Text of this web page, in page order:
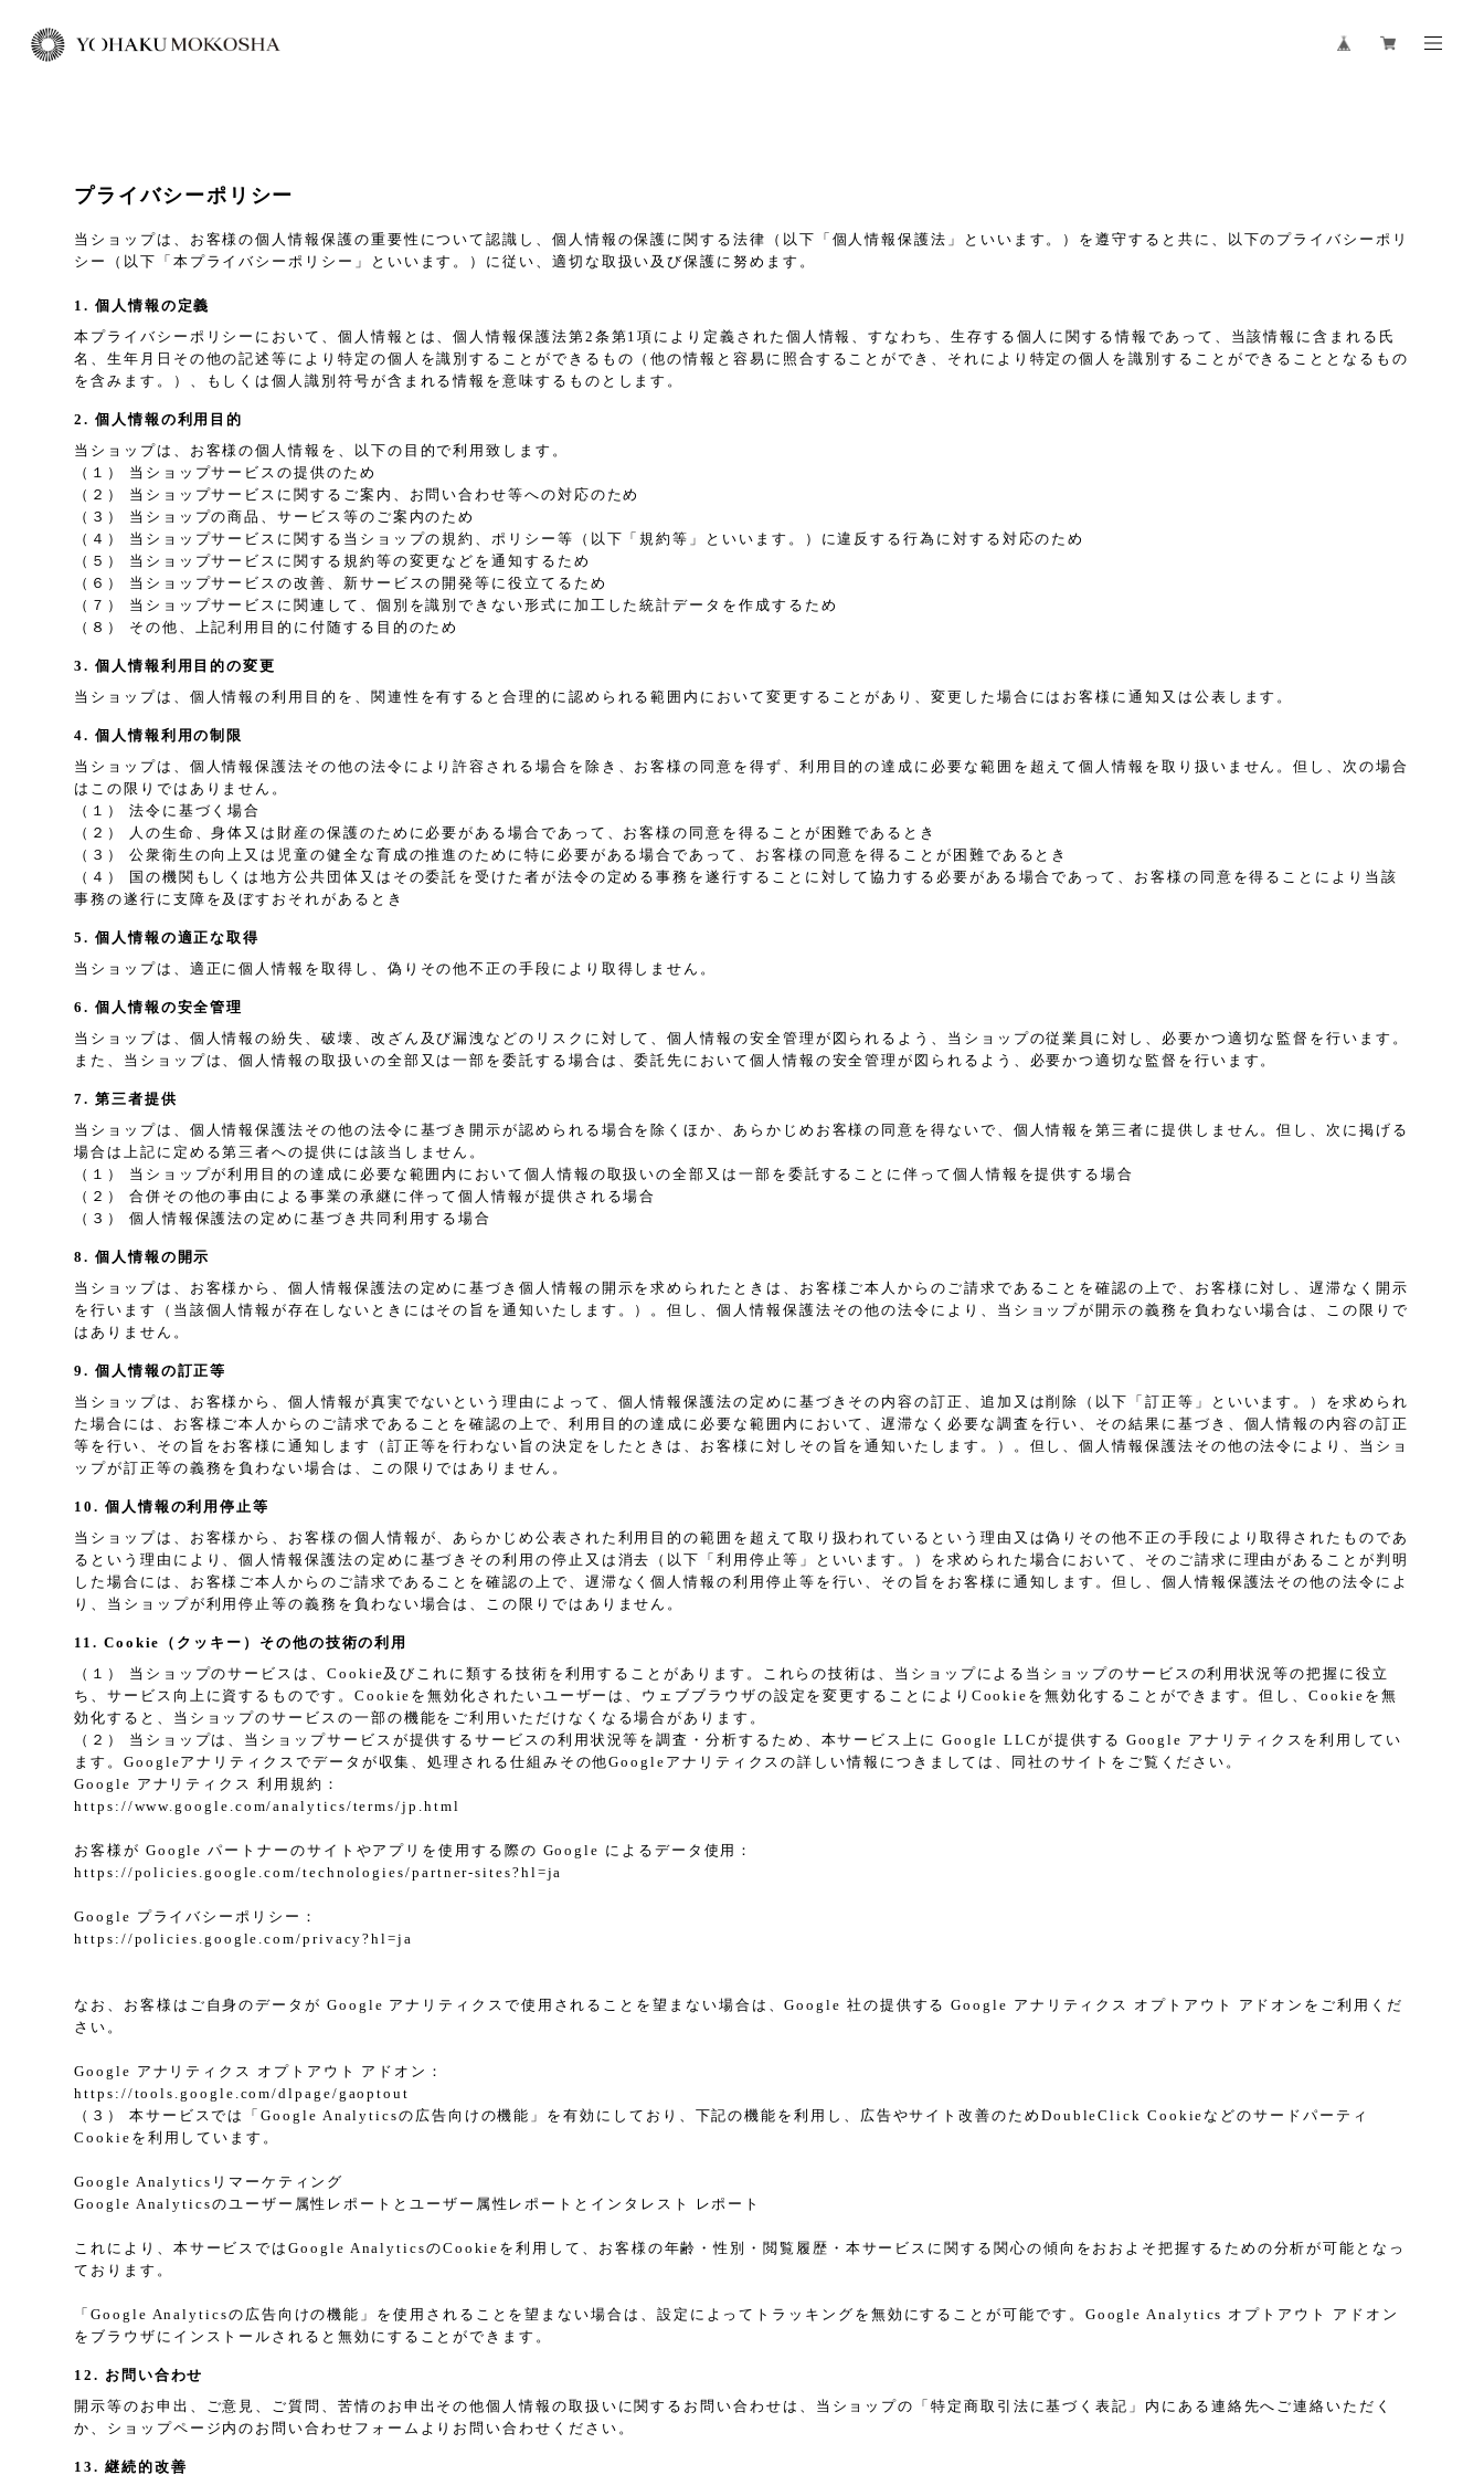
プライバシーポリシー
当ショップは、お客様の個人情報保護の重要性について認識し、個人情報の保護に関する法律（以下「個人情報保護法」といいます。）を遵守すると共に、以下のプライバシーポリ
シー（以下「本プライバシーポリシー」といいます。）に従い、適切な取扱い及び保護に努めます。
1. 個人情報の定義
本プライバシーポリシーにおいて、個人情報とは、個人情報保護法第2条第1項により定義された個人情報、すなわち、生存する個人に関する情報であって、当該情報に含まれる氏
名、生年月日その他の記述等により特定の個人を識別することができるもの（他の情報と容易に照合することができ、それにより特定の個人を識別することができることとなるもの
を含みます。）、もしくは個人識別符号が含まれる情報を意味するものとします。
2. 個人情報の利用目的
当ショップは、お客様の個人情報を、以下の目的で利用致します。
（１） 当ショップサービスの提供のため
（２） 当ショップサービスに関するご案内、お問い合わせ等への対応のため
（３） 当ショップの商品、サービス等のご案内のため
（４） 当ショップサービスに関する当ショップの規約、ポリシー等（以下「規約等」といいます。）に違反する行為に対する対応のため
（５） 当ショップサービスに関する規約等の変更などを通知するため
（６） 当ショップサービスの改善、新サービスの開発等に役立てるため
（７） 当ショップサービスに関連して、個別を識別できない形式に加工した統計データを作成するため
（８） その他、上記利用目的に付随する目的のため
3. 個人情報利用目的の変更
当ショップは、個人情報の利用目的を、関連性を有すると合理的に認められる範囲内において変更することがあり、変更した場合にはお客様に通知又は公表します。
4. 個人情報利用の制限
当ショップは、個人情報保護法その他の法令により許容される場合を除き、お客様の同意を得ず、利用目的の達成に必要な範囲を超えて個人情報を取り扱いません。但し、次の場合
はこの限りではありません。
（１） 法令に基づく場合
（２） 人の生命、身体又は財産の保護のために必要がある場合であって、お客様の同意を得ることが困難であるとき
（３） 公衆衛生の向上又は児童の健全な育成の推進のために特に必要がある場合であって、お客様の同意を得ることが困難であるとき
（４） 国の機関もしくは地方公共団体又はその委託を受けた者が法令の定める事務を遂行することに対して協力する必要がある場合であって、お客様の同意を得ることにより当該
事務の遂行に支障を及ぼすおそれがあるとき
5. 個人情報の適正な取得
当ショップは、適正に個人情報を取得し、偽りその他不正の手段により取得しません。
6. 個人情報の安全管理
当ショップは、個人情報の紛失、破壊、改ざん及び漏洩などのリスクに対して、個人情報の安全管理が図られるよう、当ショップの従業員に対し、必要かつ適切な監督を行います。
また、当ショップは、個人情報の取扱いの全部又は一部を委託する場合は、委託先において個人情報の安全管理が図られるよう、必要かつ適切な監督を行います。
7. 第三者提供
当ショップは、個人情報保護法その他の法令に基づき開示が認められる場合を除くほか、あらかじめお客様の同意を得ないで、個人情報を第三者に提供しません。但し、次に掲げる
場合は上記に定める第三者への提供には該当しません。
（１） 当ショップが利用目的の達成に必要な範囲内において個人情報の取扱いの全部又は一部を委託することに伴って個人情報を提供する場合
（２） 合併その他の事由による事業の承継に伴って個人情報が提供される場合
（３） 個人情報保護法の定めに基づき共同利用する場合
8. 個人情報の開示
当ショップは、お客様から、個人情報保護法の定めに基づき個人情報の開示を求められたときは、お客様ご本人からのご請求であることを確認の上で、お客様に対し、遅滞なく開示
を行います（当該個人情報が存在しないときにはその旨を通知いたします。）。但し、個人情報保護法その他の法令により、当ショップが開示の義務を負わない場合は、この限りで
はありません。
9. 個人情報の訂正等
当ショップは、お客様から、個人情報が真実でないという理由によって、個人情報保護法の定めに基づきその内容の訂正、追加又は削除（以下「訂正等」といいます。）を求められ
た場合には、お客様ご本人からのご請求であることを確認の上で、利用目的の達成に必要な範囲内において、遅滞なく必要な調査を行い、その結果に基づき、個人情報の内容の訂正
等を行い、その旨をお客様に通知します（訂正等を行わない旨の決定をしたときは、お客様に対しその旨を通知いたします。）。但し、個人情報保護法その他の法令により、当ショ
ップが訂正等の義務を負わない場合は、この限りではありません。
10. 個人情報の利用停止等
当ショップは、お客様から、お客様の個人情報が、あらかじめ公表された利用目的の範囲を超えて取り扱われているという理由又は偽りその他不正の手段により取得されたものであ
るという理由により、個人情報保護法の定めに基づきその利用の停止又は消去（以下「利用停止等」といいます。）を求められた場合において、そのご請求に理由があることが判明
した場合には、お客様ご本人からのご請求であることを確認の上で、遅滞なく個人情報の利用停止等を行い、その旨をお客様に通知します。但し、個人情報保護法その他の法令によ
り、当ショップが利用停止等の義務を負わない場合は、この限りではありません。
11. Cookie（クッキー）その他の技術の利用
（１） 当ショップのサービスは、Cookie及びこれに類する技術を利用することがあります。これらの技術は、当ショップによる当ショップのサービスの利用状況等の把握に役立
ち、サービス向上に資するものです。Cookieを無効化されたいユーザーは、ウェブブラウザの設定を変更することによりCookieを無効化することができます。但し、Cookieを無
効化すると、当ショップのサービスの一部の機能をご利用いただけなくなる場合があります。
（２） 当ショップは、当ショップサービスが提供するサービスの利用状況等を調査・分析するため、本サービス上に Google LLCが提供する Google アナリティクスを利用してい
ます。Googleアナリティクスでデータが収集、処理される仕組みその他Googleアナリティクスの詳しい情報につきましては、同社のサイトをご覧ください。
Google アナリティクス 利用規約：
https://www.google.com/analytics/terms/jp.html
お客様が Google パートナーのサイトやアプリを使用する際の Google によるデータ使用：
https://policies.google.com/technologies/partner-sites?hl=ja
Google プライバシーポリシー：
https://policies.google.com/privacy?hl=ja
なお、お客様はご自身のデータが Google アナリティクスで使用されることを望まない場合は、Google 社の提供する Google アナリティクス オプトアウト アドオンをご利用くだ
さい。
Google アナリティクス オプトアウト アドオン：
https://tools.google.com/dlpage/gaoptout
（３） 本サービスでは「Google Analyticsの広告向けの機能」を有効にしており、下記の機能を利用し、広告やサイト改善のためDoubleClick Cookieなどのサードパーティ
Cookieを利用しています。
Google Analyticsリマーケティング
Google Analyticsのユーザー属性レポートとユーザー属性レポートとインタレスト レポート
これにより、本サービスではGoogle AnalyticsのCookieを利用して、お客様の年齢・性別・閲覧履歴・本サービスに関する関心の傾向をおおよそ把握するための分析が可能となっ
ております。
「Google Analyticsの広告向けの機能」を使用されることを望まない場合は、設定によってトラッキングを無効にすることが可能です。Google Analytics オプトアウト アドオン
をブラウザにインストールされると無効にすることができます。
12. お問い合わせ
開示等のお申出、ご意見、ご質問、苦情のお申出その他個人情報の取扱いに関するお問い合わせは、当ショップの「特定商取引法に基づく表記」内にある連絡先へご連絡いただく
か、ショップページ内のお問い合わせフォームよりお問い合わせください。
13. 継続的改善